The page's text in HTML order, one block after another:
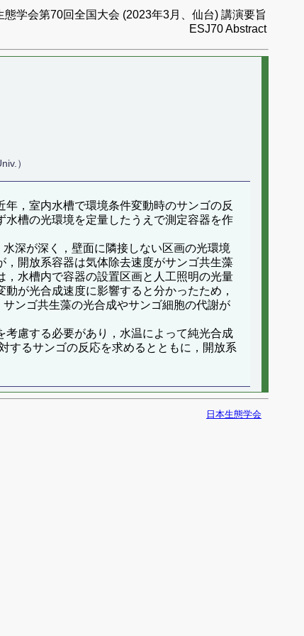
態学会第70回全国大会 (2023年3月、仙台) 講演要旨
ESJ70 Abstract
）
，室内水槽で環境条件変動時のサンゴの反
槽の光環境を定量したうえで測定容器を作
深が深く，壁面に隣接しない区画の光環境
開放系容器は気体除去速度がサンゴ共生藻
水槽内で容器の設置区画と人工照明の光量
が光合成速度に影響すると分かったため，
ンゴ共生藻の光合成やサンゴ細胞の代謝が
慮する必要があり，水温によって純光合成
するサンゴの反応を求めるとともに，開放系
日本生態学会